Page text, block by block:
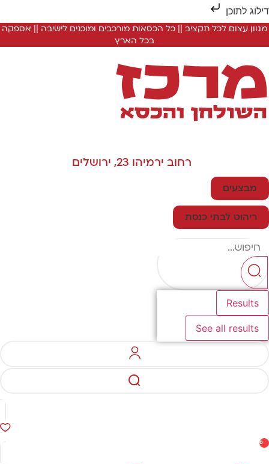
לתוכן
מגוון עצום לכל תקציב || כל הכסאות מורכבים ומוכנים לישיבה || אספקה
בכל הארץ
רחוב ירמיהו 23, ירושלים
מבצעים
ריהוט לבתי כנסת
Results
See all results
0